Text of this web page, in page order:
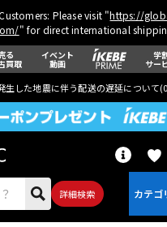
Please visit "https://
" for direct international
る
買取
イベント
動画
学
サー
生した地震に伴う配送の遅延について(
詳細検索